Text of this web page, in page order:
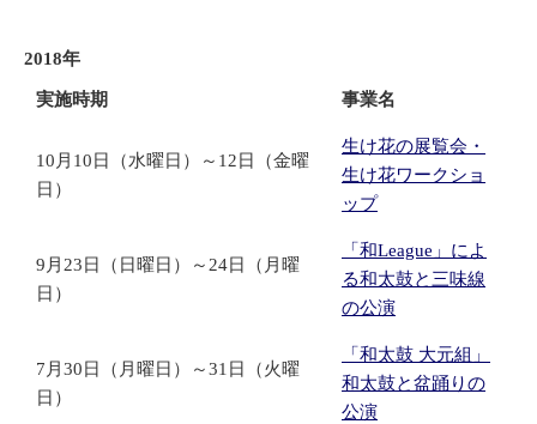
2018年
実施時期 事業名
10月10日（水曜日）～12日（金曜
日）
生け花の展覧会・
生け花ワークショ
ップ
9月23日（日曜日）～24日（月曜
日）
「和League」によ
る和太鼓と三味線
の公演
7月30日（月曜日）～31日（火曜
日）
「和太鼓 大元組」
和太鼓と盆踊りの
公演